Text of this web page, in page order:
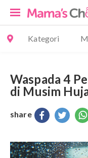
Kategori
Waspada 4
di Musim
share